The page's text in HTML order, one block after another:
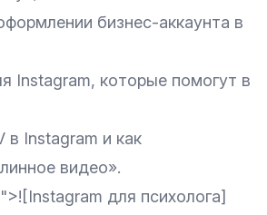
бизнес-аккаунта в
Instagram, которые помогут в
в Instagram и как
видео».
для психолога]